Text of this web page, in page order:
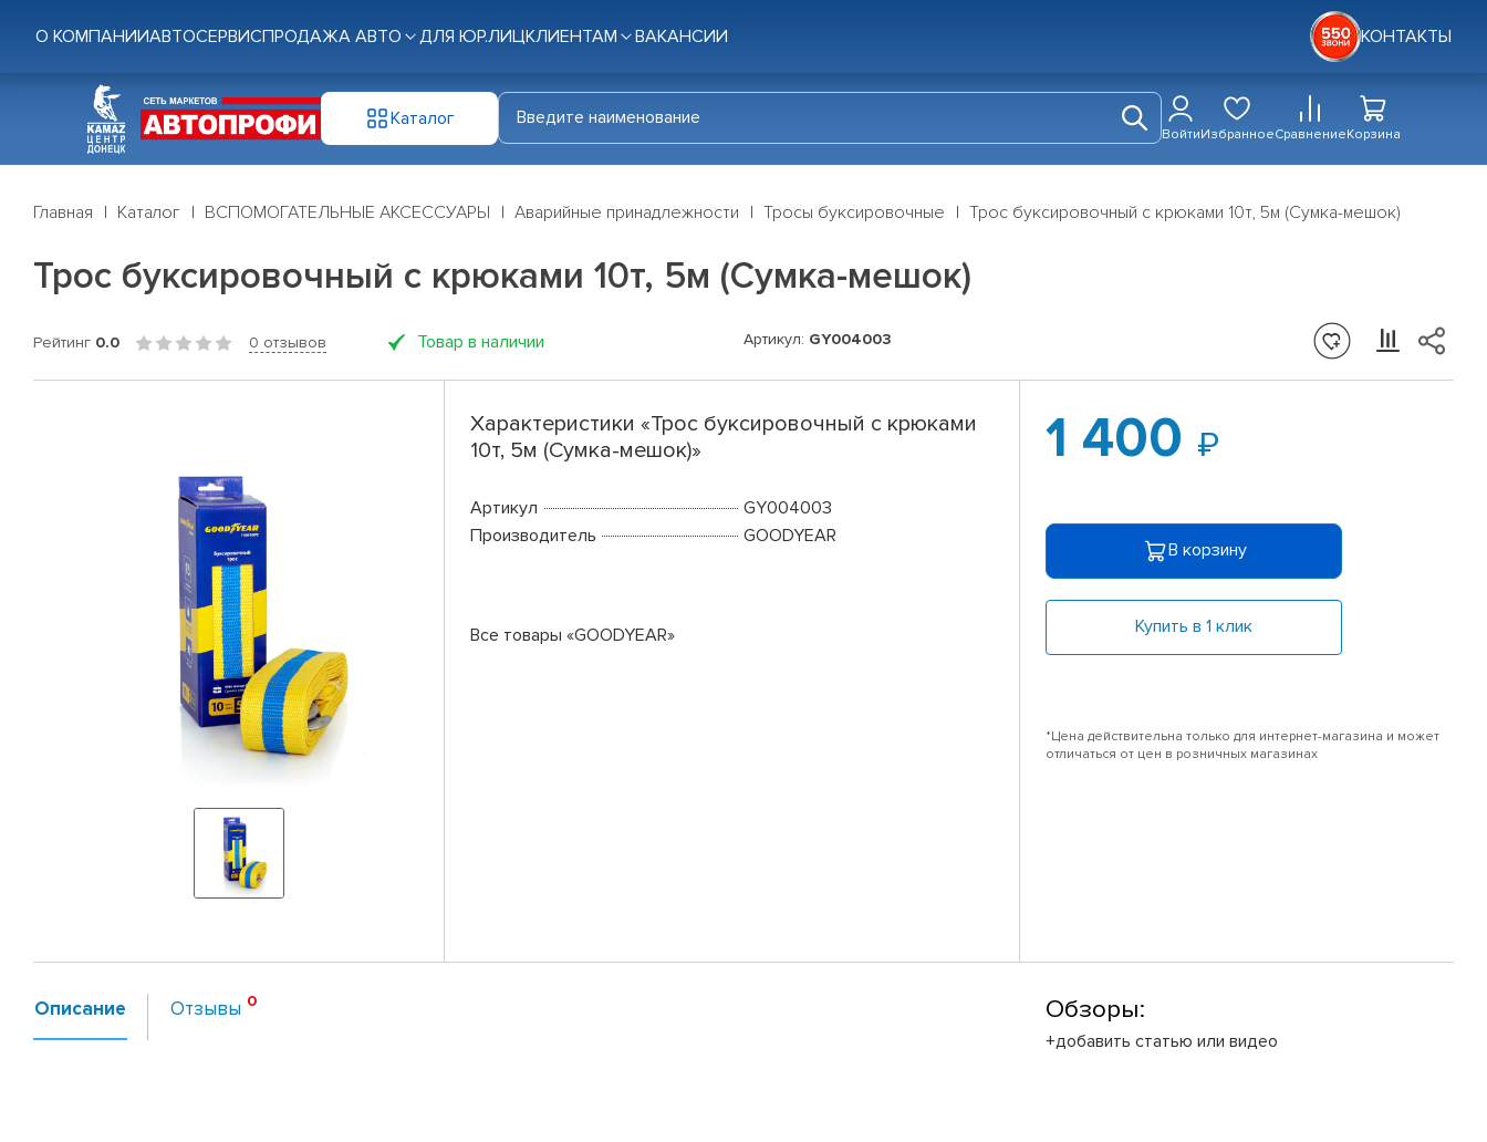
О КОМПАНИИАВТОСЕРВИСПРОДАЖА АВТО ДЛЯ ЮР.ЛИЦКЛИЕНТАМ ВАКАНСИИ КОНТАКТЫ
Каталог
ВойтиИзбранноеСравнениеКорзина
Главная Каталог ВСПОМОГАТЕЛЬНЫЕ АКСЕССУАРЫ Аварийные принадлежности Тросы буксировочные Трос буксировочный с крюками 10т, 5м (Сумка-мешок)
Трос буксировочный с крюками 10т, 5м (Сумка-мешок)
Рейтинг 0.0 0 отзывов Товар в наличии Артикул: GY004003
Характеристики «Трос буксировочный с крюками
10т, 5м (Сумка-мешок)»
Артикул
GY004003
Производитель
GOODYEAR
Все товары «GOODYEAR»
1 400
В корзину
Купить в 1 клик
*Цена действительна только для интернет-магазина и может
отличаться от цен в розничных магазинах
Описание Отзывы Обзоры:
+добавить статью или видео